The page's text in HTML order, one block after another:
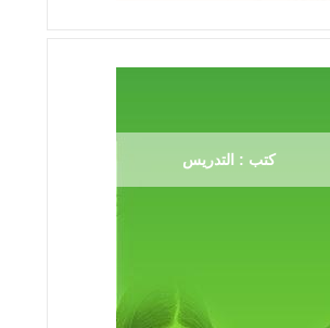
كتب : التدريس